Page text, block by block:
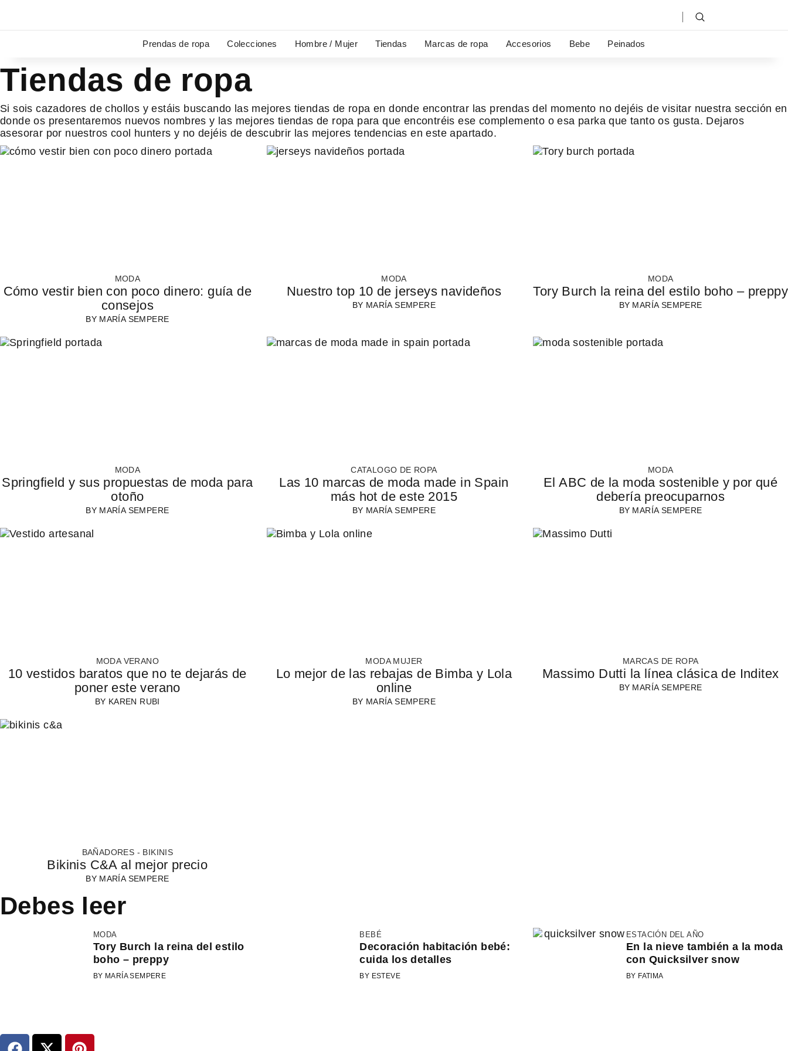
contenido
Prendas de ropa Colecciones Hombre / Mujer Tiendas Marcas de ropa Accesorios Bebe Peinados
Tiendas de ropa
Si sois cazadores de chollos y estáis buscando las mejores tiendas de ropa en donde encontrar las prendas del momento no dejéis de visitar nuestra sección en
donde os presentaremos nuevos nombres y las mejores tiendas de ropa para que encontréis ese complemento o esa parka que tanto os gusta. Dejaros
asesorar por nuestros cool hunters y no dejéis de descubrir las mejores tendencias en este apartado.
MODA
Cómo vestir bien con poco dinero: guía de
consejos
BY MARÍA SEMPERE
MODA
Nuestro top 10 de jerseys navideños
BY MARÍA SEMPERE
MODA
Tory Burch la reina del estilo boho – preppy
BY MARÍA SEMPERE
MODA
Springfield y sus propuestas de moda para
otoño
BY MARÍA SEMPERE
CATALOGO DE ROPA
Las 10 marcas de moda made in Spain
más hot de este 2015
BY MARÍA SEMPERE
MODA
El ABC de la moda sostenible y por qué
debería preocuparnos
BY MARÍA SEMPERE
MODA VERANO
10 vestidos baratos que no te dejarás de
poner este verano
BY KAREN RUBI
MODA MUJER
Lo mejor de las rebajas de Bimba y Lola
online
BY MARÍA SEMPERE
MARCAS DE ROPA
Massimo Dutti la línea clásica de Inditex
BY MARÍA SEMPERE
BAÑADORES - BIKINIS
Bikinis C&A al mejor precio
BY MARÍA SEMPERE
Debes leer
MODA
Tory Burch la reina del estilo
boho – preppy
BY MARÍA SEMPERE
BEBÉ
Decoración habitación bebé:
cuida los detalles
BY ESTEVE
ESTACIÓN DEL AÑO
En la nieve también a la moda
con Quicksilver snow
BY FATIMA
F
X
P